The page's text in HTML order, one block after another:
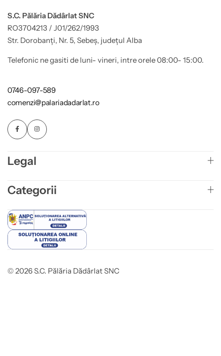
S.C. Pălăria Dădârlat SNC
RO3704213 / J01/262/1993
Str. Dorobanți, Nr. 5, Sebeș, județul Alba
Telefonic ne gasiti de luni- vineri, intre orele 08:00- 15:00.
0746-097-589
comenzi@palariadadarlat.ro
Legal
Categorii
© 2026 S.C. Pălăria Dădârlat SNC